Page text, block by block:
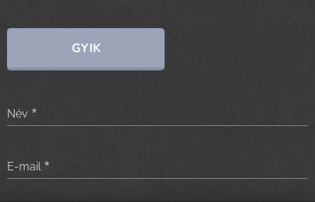
GYIK
Név
E-mail